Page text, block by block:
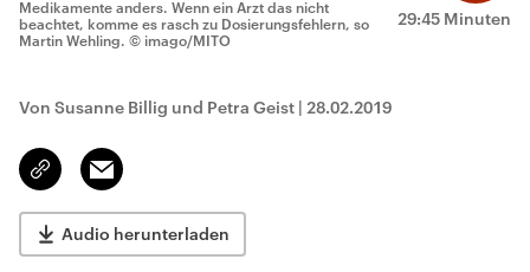
29:45 Minuten
Medikamente anders. Wenn ein Arzt das nicht
beachtet, komme es rasch zu Dosierungsfehlern, so
Martin Wehling. © imago/MITO
Von Susanne Billig und Petra Geist | 28.02.2019
Link
kopieren/teilen
Email
Audio herunterladen